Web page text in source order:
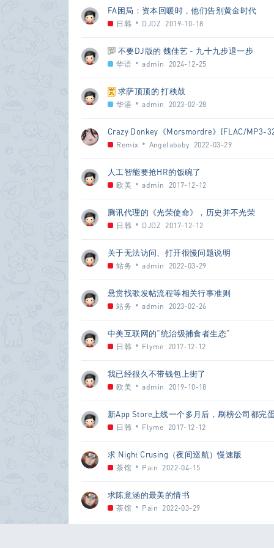
FA困局：资本回暖时，他们告别黄金时代
日韩 • DJDZ 2019-10-18
不要DJ版的 魏佳艺 - 九十九步退一步
华语 • admin 2024-12-25
求萨顶顶的 打秧鼓
华语 • admin 2023-02-28
Crazy Donkey《Morsmordre》[FLAC/MP3-
Remix • Angelababy 2022-03-29
人工智能要抢HR的饭碗了
欧美 • admin 2017-12-12
腾讯代理的《光荣使命》，历史并不光荣
日韩 • DJDZ 2017-12-12
关于无法访问、打开很慢问题说明
站务 • admin 2022-03-29
悬赏找歌发帖流程等相关行事准则
站务 • admin 2023-02-26
中美互联网的“统治级捕食者生态”
日韩 • Flyme 2017-12-12
我已经很久不带钱包上街了
欧美 • admin 2019-10-18
新App Store上线一个多月后，刷榜公司都完
日韩 • Flyme 2017-12-12
求 Night Crusing（夜间巡航）慢速版
茶馆 • Pain 2022-04-15
求陈意涵的最美的情书
茶馆 • Pain 2022-03-29